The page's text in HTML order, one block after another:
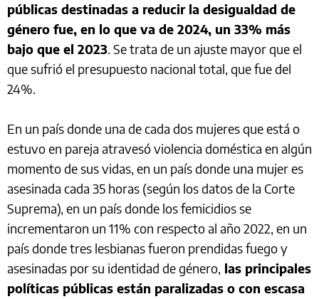
públicas destinadas a reducir la desigualdad de
género fue, en lo que va de 2024, un 33% más
bajo que el 2023. Se trata de un ajuste mayor que el
que sufrió el presupuesto nacional total, que fue del
24%.
En un país donde una de cada dos mujeres que está o
estuvo en pareja atravesó violencia doméstica en algún
momento de sus vidas, en un país donde una mujer es
asesinada cada 35 horas (según los datos de la Corte
Suprema), en un país donde los femicidios se
incrementaron un 11% con respecto al año 2022, en un
país donde tres lesbianas fueron prendidas fuego y
asesinadas por su identidad de género, las principales
políticas públicas están paralizadas o con escasa